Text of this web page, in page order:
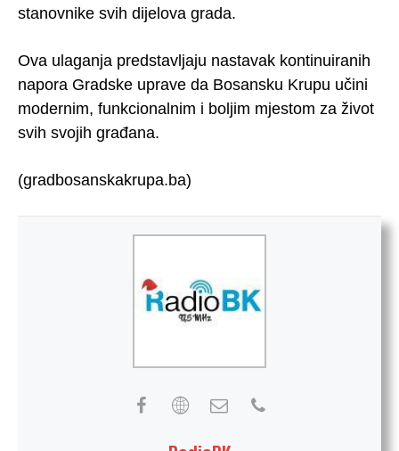
stanovnike svih dijelova grada.
Ova ulaganja predstavljaju nastavak kontinuiranih
napora Gradske uprave da Bosansku Krupu učini
modernim, funkcionalnim i boljim mjestom za život
svih svojih građana.
(gradbosanskakrupa.ba)